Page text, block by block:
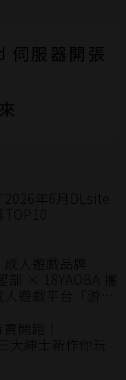
伺服器開張
年6月DLsite
成人遊戲品牌
部 × 18YAOBA 攜
遊戲平台「游点
開跑！
大紳士新作你玩